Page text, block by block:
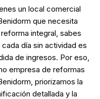
un local comercial
que necesita
reforma integral, sabes
cada día sin actividad es
de ingresos. Por eso,
empresa de reformas
, priorizamos la
detallada y la